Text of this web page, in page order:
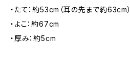
・たて：約53cm（耳の先まで約63cm）
・よこ：約67cm
・厚み：約5cm